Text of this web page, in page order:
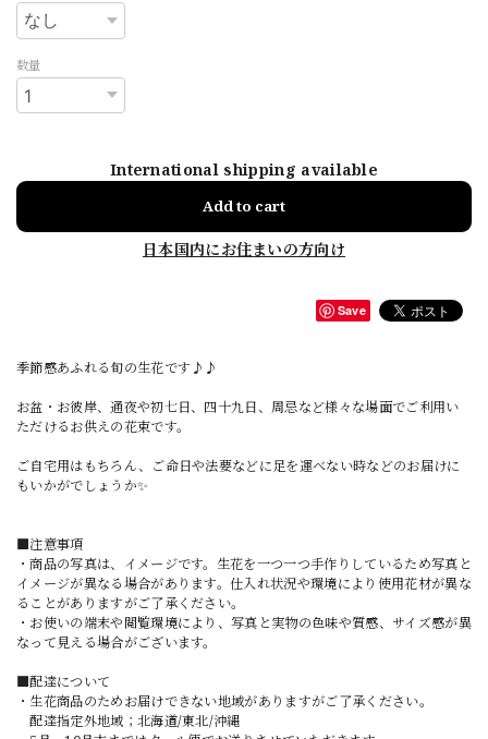
数量
International shipping available
Add to cart
日本国内にお住まいの方向け
Save
季節感あふれる旬の生花です♪♪
お盆・お彼岸、通夜や初七日、四十九日、周忌など様々な場面でご利用い
ただけるお供えの花束です。
ご自宅用はもちろん、ご命日や法要などに足を運べない時などのお届けに
もいかがでしょうか✨
■注意事項
・商品の写真は、イメージです。生花を一つ一つ手作りしているため写真と
イメージが異なる場合があります。仕入れ状況や環境により使用花材が異な
ることがありますがご了承ください。
・お使いの端末や閲覧環境により、写真と実物の色味や質感、サイズ感が異
なって見える場合がございます。
■配達について
・生花商品のためお届けできない地域がありますがご了承ください。
配達指定外地域；北海道/東北/沖縄